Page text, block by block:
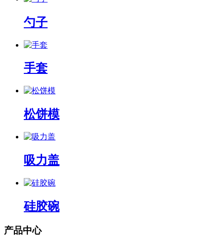
勺子
手套
松饼模
吸力盖
硅胶碗
产品中心